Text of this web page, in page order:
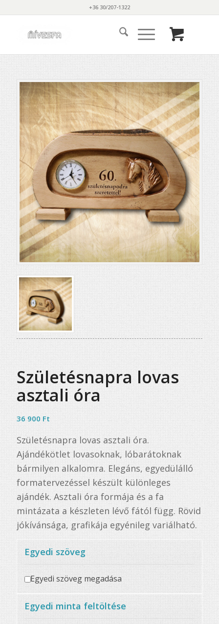
+36 30/207-1322
Születésnapra lovas
asztali óra
36 900 Ft
Születésnapra lovas asztali óra.
Ajándékötlet lovasoknak, lóbarátoknak
bármilyen alkalomra. Elegáns, egyedülálló
formatervezéssel készült különleges
ajándék. Asztali óra formája és a fa
mintázata a készleten lévő fától függ. Rövid
jókívánsága, grafikája egyénileg variálható.
Egyedi szöveg
Egyedi szöveg megadása
Egyedi minta feltöltése